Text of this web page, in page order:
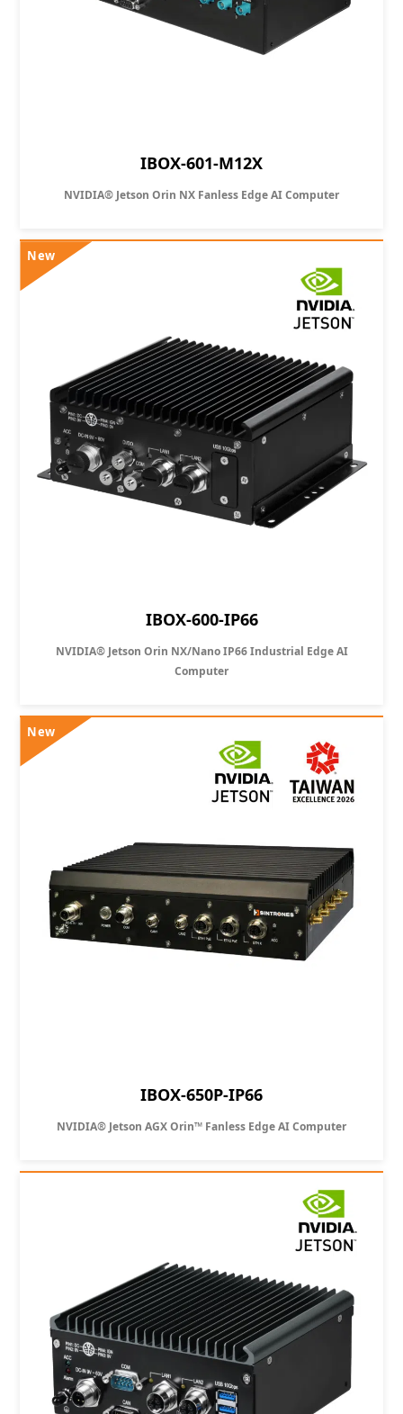
IBOX-601-M12X
NVIDIA® Jetson Orin NX Fanless Edge AI Computer
New
IBOX-600-IP66
NVIDIA® Jetson Orin NX/Nano IP66 Industrial Edge AI
Computer
New
IBOX-650P-IP66
NVIDIA® Jetson AGX Orin™ Fanless Edge AI Computer